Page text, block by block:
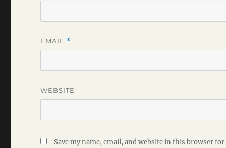
EMAIL *
WEBSITE
Save my name, email, and website in this browser